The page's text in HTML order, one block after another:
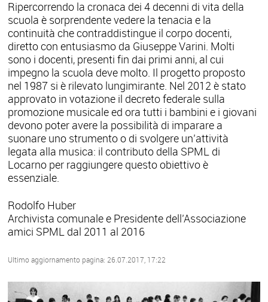
Ripercorrendo la cronaca dei 4 decenni di vita della
scuola è sorprendente vedere la tenacia e la
continuità che contraddistingue il corpo docenti,
diretto con entusiasmo da Giuseppe Varini. Molti
sono i docenti, presenti fin dai primi anni, al cui
impegno la scuola deve molto. Il progetto proposto
nel 1987 si è rilevato lungimirante. Nel 2012 è stato
approvato in votazione il decreto federale sulla
promozione musicale ed ora tutti i bambini e i giovani
devono poter avere la possibilità di imparare a
suonare uno strumento o di svolgere un’attività
legata alla musica: il contributo della SPML di
Locarno per raggiungere questo obiettivo è
essenziale.
Rodolfo Huber
Archivista comunale e Presidente dell’Associazione
amici SPML dal 2011 al 2016
Ultimo aggiornamento pagina: 26.07.2017, 17:22